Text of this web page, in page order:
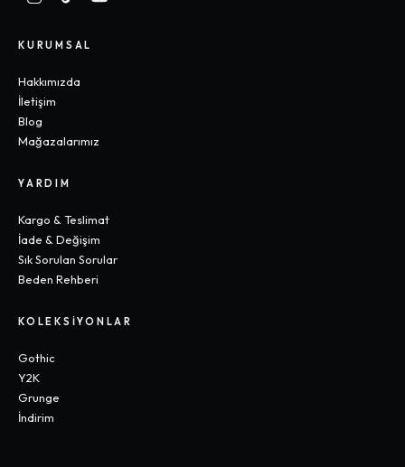
KURUMSAL
Hakkımızda
İletişim
Blog
Mağazalarımız
YARDIM
Kargo & Teslimat
İade & Değişim
Sık Sorulan Sorular
Beden Rehberi
KOLEKSIYONLAR
Gothic
Y2K
Grunge
İndirim